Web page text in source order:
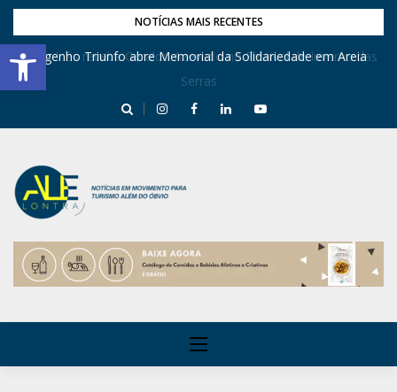
Barra de Ferramentas Aberta
NOTÍCIAS MAIS RECENTES
Dona Inês recebe Geraldo Azevedo no Festival de Inverno das
Serras
Engenho Triunfo abre Memorial da Solidariedade em Areia